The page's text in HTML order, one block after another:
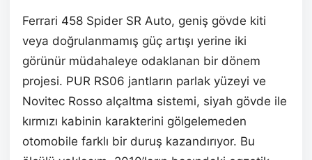
Ferrari 458 Spider SR Auto, geniş gövde kiti
veya doğrulanmamış güç artışı yerine iki
görünür müdahaleye odaklanan bir dönem
projesi. PUR RS06 jantların parlak yüzeyi ve
Novitec Rosso alçaltma sistemi, siyah gövde ile
kırmızı kabinin karakterini gölgelemeden
otomobile farklı bir duruş kazandırıyor. Bu